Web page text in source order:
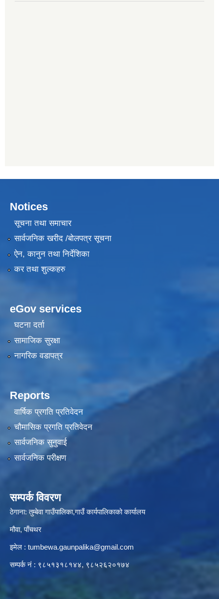
Notices
सूचना तथा समाचार
सार्वजनिक खरीद /बोलपत्र सूचना
ऐन, कानुन तथा निर्देशिका
कर तथा शुल्कहरु
eGov services
घटना दर्ता
सामाजिक सुरक्षा
नागरिक वडापत्र
Reports
वार्षिक प्रगति प्रतिवेदन
चौमासिक प्रगति प्रतिवेदन
सार्वजनिक सुनुवाई
सार्वजनिक परीक्षण
सम्पर्क विवरण
ठेगाना: तुम्बेवा गाउँपालिका,गाउँ कार्यपालिकाको कार्यालय
मौवा, पाँचथर
इमेल : tumbewa.gaunpalika@gmail.com
सम्पर्क नं : ९८५१३१८१४४, ९८५२६२०१७४